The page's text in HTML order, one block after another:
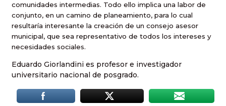
comunidades intermedias. Todo ello implica una labor de
conjunto, en un camino de planeamiento, para lo cual
resultaría interesante la creación de un consejo asesor
municipal, que sea representativo de todos los intereses y
necesidades sociales.
Eduardo Giorlandini es profesor e investigador
universitario nacional de posgrado.